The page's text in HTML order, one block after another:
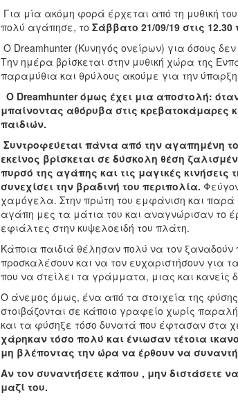
Για μία ακόμη φορά έρχεται από τη μυθική
πολύ αγάπησε, το Σάββατο 21/09/19 στις 12.30
Ο Dreamhunter (Κυνηγός ονείρων) για όσους
Την ημέρα βρίσκεται στην μυθική χώρα της
παραμύθια και θρύλους ακούμε για την ύπαρξη
Ο Dreamhunter όμως έχει μια αποστολή:
μπαίνοντας αθόρυβα στις κρεβατοκάμαρες
παιδιών.
Συντροφεύεται πάντα από την αγαπημένη
εκείνος βρίσκεται σε δύσκολη θέση
πυρσό της αγάπης και τις μαγικές κινήσεις
συνεχίσει την βραδινή του περιπολία.
χαμόγελα. Στην πρώτη του εμφάνιση και παρά
αγάπη μες τα μάτια του και αναγνώρισαν το
εφιάλτες στην κυψελοειδή του πλάτη.
Κάποια παιδιά θέλησαν πολύ να τον
προσκαλέσουν και να τον ευχαριστήσουν για
που να στείλει τα γράμματα, μιας και κανείς
Ο άνεμος όμως, ένα από τα στοιχεία της
στοιβάζονται σε κάποιο γραφείο χωρίς
και τα φύσηξε τόσο δυνατά που έφτασαν στα
χάρηκαν τόσο πολύ και ένιωσαν τέτοια
μη βλέποντας την ώρα να έρθουν να
Αν τον συναντήσετε κάπου , μην διστάσετε
μαζί του.